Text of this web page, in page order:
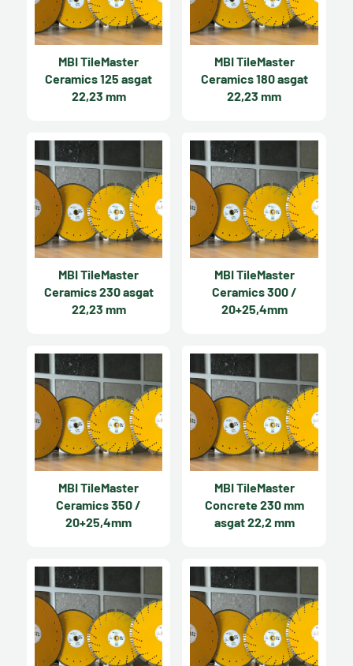
MBI TileMaster
Ceramics 125 asgat
22,23 mm
MBI TileMaster
Ceramics 180 asgat
22,23 mm
MBI TileMaster
Ceramics 230 asgat
22,23 mm
MBI TileMaster
Ceramics 300 /
20+25,4mm
MBI TileMaster
Ceramics 350 /
20+25,4mm
MBI TileMaster
Concrete 230 mm
asgat 22,2 mm